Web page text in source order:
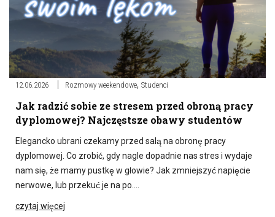
12.06.2026 Rozmowy weekendowe, Studenci
Jak radzić sobie ze stresem przed obroną pracy
dyplomowej? Najczęstsze obawy studentów
Elegancko ubrani czekamy przed salą na obronę pracy
dyplomowej. Co zrobić, gdy nagle dopadnie nas stres i wydaje
nam się, że mamy pustkę w głowie? Jak zmniejszyć napięcie
nerwowe, lub przekuć je na po….
czytaj więcej